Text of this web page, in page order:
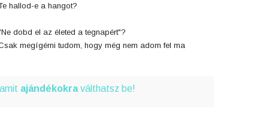
hallod-e a hangot?
dobd el az életed a tegnapért"?
megígérni tudom, hogy még nem adom fel ma
ajándékokraválthatsz be!